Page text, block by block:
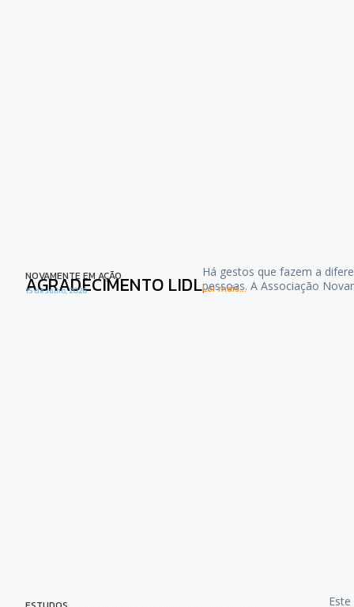
NOVAMENTE EM AÇÃO
AGRADECIMENTO LIDL
15 de Julho, 2026
Há gestos que fazem a
pessoas. A Associação
Ler mais...